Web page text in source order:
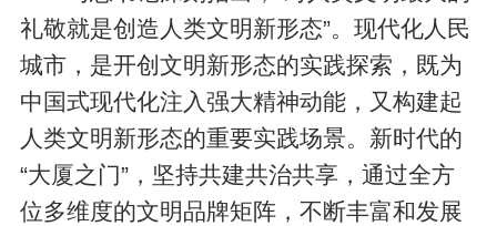
礼敬就是创造人类文明新形态”。现代化人民
城市，是开创文明新形态的实践探索，既为
中国式现代化注入强大精神动能，又构建起
人类文明新形态的重要实践场景。新时代的
“大厦之门”，坚持共建共治共享，通过全方
位多维度的文明品牌矩阵，不断丰富和发展